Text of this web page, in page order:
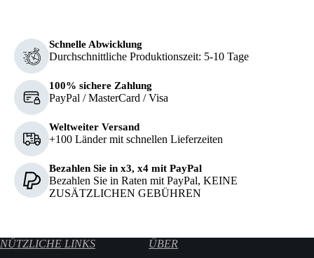
Schnelle Abwicklung
Durchschnittliche Produktionszeit: 5-10 Tage
100% sichere Zahlung
PayPal / MasterCard / Visa
Weltweiter Versand
+100 Länder mit schnellen Lieferzeiten
Bezahlen Sie in x3, x4 mit PayPal
Bezahlen Sie in Raten mit PayPal, KEINE
ZUSÄTZLICHEN GEBÜHREN
NÜTZLICHE LINKS ÜBER